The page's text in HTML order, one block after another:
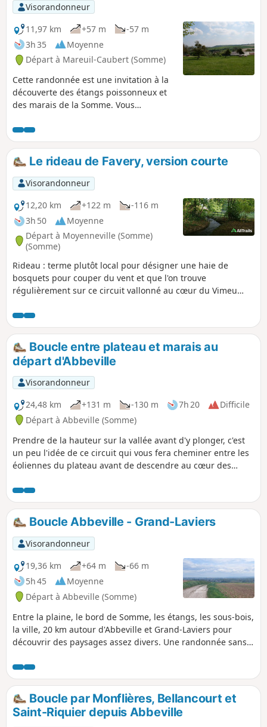
Visorandonneur
11,97 km
+57 m
-57 m
3h 35
Moyenne
Départ à Mareuil-Caubert (Somme)
Cette randonnée est une invitation à la
découverte des étangs poissonneux et
des marais de la Somme. Vous
la flore (fritillaire sauvage)
caractéristiques de la région.
Le rideau de Favery, version courte
Visorandonneur
12,20 km
+122 m
-116 m
3h 50
Moyenne
Départ à Moyenneville (Somme)
(Somme)
Rideau : terme plutôt local pour désigner une haie de
bosquets pour couper du vent et que l'on trouve
régulièrement sur ce circuit vallonné au cœur du Vimeu
près du manoir de Chaussoy qu'il ne faut pas manquer
d'admirer, avant d'entreprendre une belle grimpette en
sous-bois. Ce circuit est balisé par le département, cette
version est raccourcie.
Boucle entre plateau et marais au
départ d'Abbeville
Visorandonneur
24,48 km
+131 m -130 m 7h 20
Difficile
Départ à Abbeville (Somme)
Prendre de la hauteur sur la vallée avant d'y plonger, c'est
un peu l'idée de ce circuit qui vous fera cheminer entre les
éoliennes du plateau avant de descendre au cœur des
parcours qui monte et qui descend, 2 fois !
Boucle Abbeville - Grand-Laviers
Visorandonneur
19,36 km
+64 m
-66 m
5h 45
Moyenne
Départ à Abbeville (Somme)
Entre la plaine, le bord de Somme, les étangs, les sous-bois,
la ville, 20 km autour d'Abbeville et Grand-Laviers pour
découvrir des paysages assez divers. Une randonnée sans
printemps (ou de toute autre saison pourvu que vous soyez
équipé en conséquence).
Boucle par Monflières, Bellancourt et
Saint-Riquier depuis Abbeville